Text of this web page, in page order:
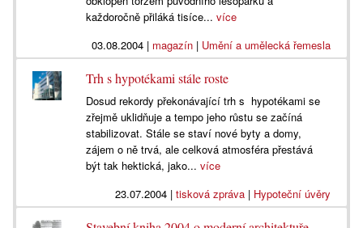
každoročně přiláká tisíce...více
03.08.2004| magazín| Umění a umělecká řemesla
Trh s hypotékami stále roste
Dosud rekordy překonávající trh s hypotékami se
zřejmě uklidňuje a tempo jeho růstu se začíná
stabilizovat. Stále se staví nové byty a domy,
zájem o ně trvá, ale celková atmosféra přestává
být tak hektická, jako...více
23.07.2004| tisková zpráva| Hypoteční úvěry